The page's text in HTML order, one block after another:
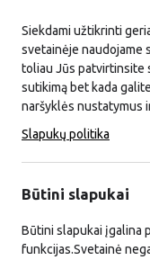
Siekdami užtikrinti
svetainėje naudojame
toliau Jūs patvirtinsite
sutikimą bet kada
naršyklės nustatymus
Slapukų politika
Būtini slapukai
Būtini slapukai įgalina
funkcijas.Svetainė
Šriftas: A
LKT